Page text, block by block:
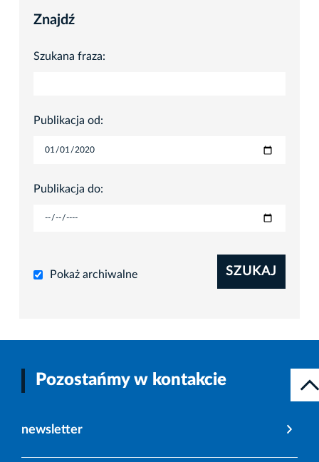
Znajdź
Szukana fraza:
Publikacja od:
Publikacja do:
Pokaż archiwalne SZUKAJ
Pozostańmy w kontakcie
newsletter